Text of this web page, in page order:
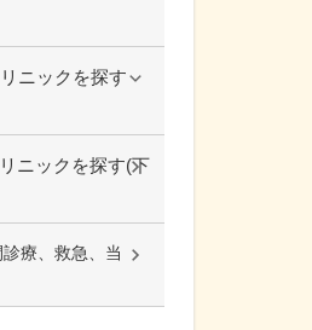
ニックを探す
ニックを探す(下
療、救急、当